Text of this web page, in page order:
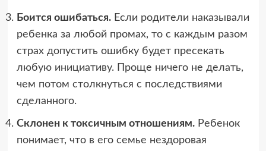
Боится ошибаться.Если родители наказывали
ребенка за любой промах, то с каждым разом
страх допустить ошибку будет пресекать
любую инициативу. Проще ничего не делать,
чем потом столкнуться с последствиями
сделанного.
Склонен к токсичным отношениям.Ребенок
понимает, что в его семье нездоровая